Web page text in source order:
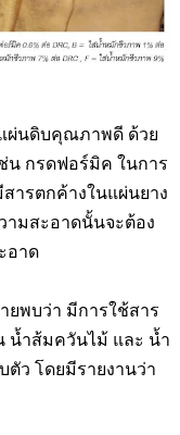
ผ่นดิบคุณภาพดี ด้วย
น กรดฟอร์มิค ในการ
ารตกค้างในแผ่นยาง
ามสะอาดนั้นจะต้อง
อาด
ยพบว่า มีการใช้สาร
น้ำส้มควันไม้ และ น้ำ
ว โดยมีรายงานว่า